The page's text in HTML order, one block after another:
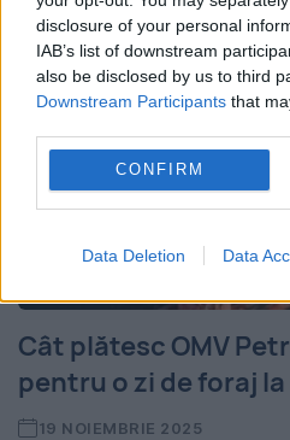
disclosure of your personal
IAB’s list of downstream
also be disclosed by us to third
Downstream Participants that
CONFIRM
Data Deletion Data
Cât plătesc OMV
pentru o zi de foraj
19 NOIEMBRIE 2025